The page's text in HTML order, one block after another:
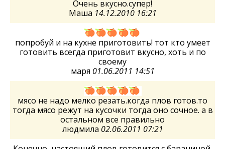
Очень вкусно.супер!
Маша 14.12.2010 16:21
попробуй и на кухне приготовить! тот кто умеет
готовить всегда приготовит вкусно, хоть и по
своему
маря 01.06.2011 14:51
мясо не надо мелко резать.когда плов готов.то
тогда мясо режут на кусочки тогда оно сочное. а в
остальном все правильно
людмила 02.06.2011 07:21